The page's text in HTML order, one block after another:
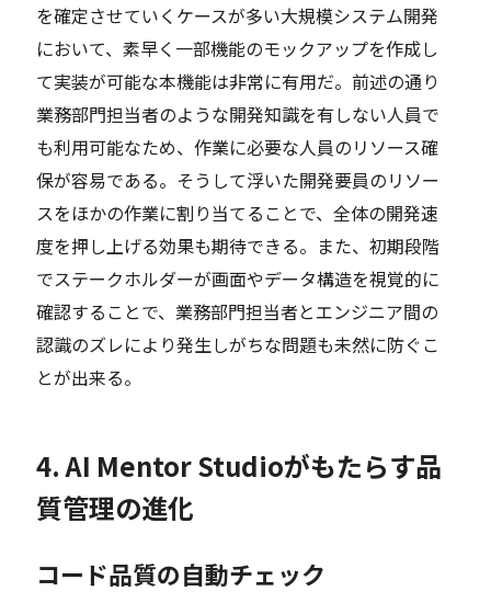
を確定させていくケースが多い大規模システム開発
において、素早く一部機能のモックアップを作成し
て実装が可能な本機能は非常に有用だ。前述の通り
業務部門担当者のような開発知識を有しない人員で
も利用可能なため、作業に必要な人員のリソース確
保が容易である。そうして浮いた開発要員のリソー
スをほかの作業に割り当てることで、全体の開発速
度を押し上げる効果も期待できる。また、初期段階
でステークホルダーが画面やデータ構造を視覚的に
確認することで、業務部門担当者とエンジニア間の
認識のズレにより発生しがちな問題も未然に防ぐこ
とが出来る。
4. AI Mentor Studioがもたらす品
質管理の進化
コード品質の自動チェック